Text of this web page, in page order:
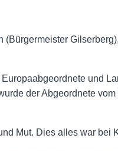
(Bürgermeister
und
der Abgeordnete
Mut. Dies alles war